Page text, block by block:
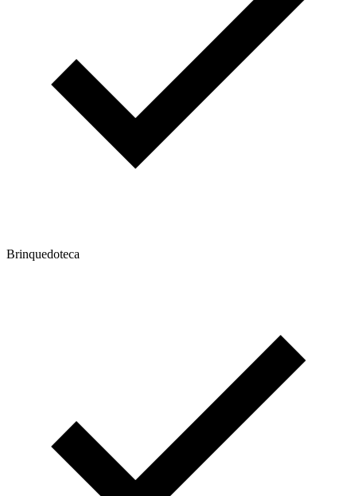
Brinquedoteca